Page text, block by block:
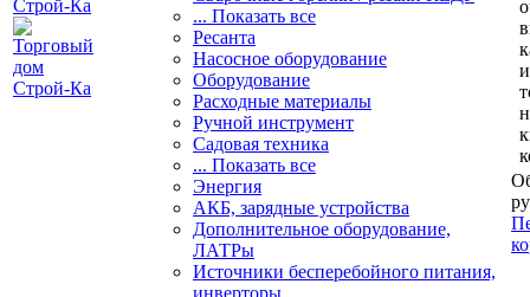
... Показать все
Ресанта
Насосное оборудование
Оборудование
Расходные материалы
Ручной инструмент
Садовая техника
... Показать все
Энергия
АКБ, зарядные устройства
Дополнительное оборудование,
ЛАТРы
Источники бесперебойного питания,
инверторы